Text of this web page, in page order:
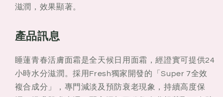
面
50ml
面
滋潤，效果顯著。
產品訊息
睡蓮青春活膚面霜是全天候日用面霜，經證實可提供24
小時水分滋潤。採用Fresh獨家開發的「Super 7全效
複合成分」，專門減淡及預防衰老現象，持續高度保